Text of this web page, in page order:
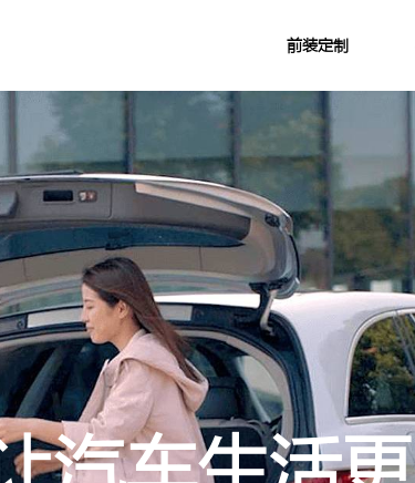
前装定制